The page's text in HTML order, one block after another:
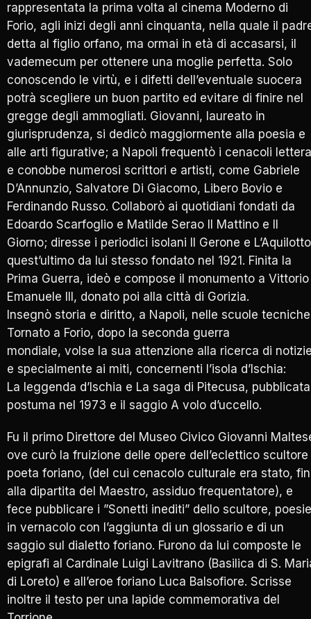
rappresentata la prima volta al cinema Moderno di
Forio, agli inizi degli anni cinquanta, nella quale il
detta al figlio orfano, ma ormai in età di accasarsi, il
vademecum per ottenere una moglie perfetta. Solo
conoscendo le virtù, e i difetti dell’eventuale suocera
potrà scegliere un buon partito ed evitare di finire nel
gregge degli ammogliati. Giovanni, laureato in
giurisprudenza, si dedicò maggiormente alla poesia e
alle arti figurative; a Napoli frequentò i cenacoli
e conobbe numerosi scrittori e artisti, come Gabriele
D’Annunzio, Salvatore Di Giacomo, Libero Bovio e
Ferdinando Russo. Collaborò ai quotidiani fondati da
Edoardo Scarfoglio e Matilde Serao Il Mattino e Il
Giorno; diresse i periodici isolani Il Gerone e
quest’ultimo da lui stesso fondato nel 1921. Finita la
Prima Guerra, ideò e compose il monumento a Vittorio
Emanuele III, donato poi alla città di Gorizia.
Insegnò storia e diritto, a Napoli, nelle scuole
Tornato a Forio, dopo la seconda guerra
mondiale, volse la sua attenzione alla ricerca di
e specialmente ai miti, concernenti l’isola d’Ischia:
La leggenda d’Ischia e La saga di Pitecusa, pubblicata
postuma nel 1973 e il saggio A volo d’uccello.
Fu il primo Direttore del Museo Civico Giovanni
ove curò la fruizione delle opere dell’eclettico scultore
poeta foriano, (del cui cenacolo culturale era stato,
alla dipartita del Maestro, assiduo frequentatore), e
fece pubblicare i ”Sonetti inediti” dello scultore, poesie
in vernacolo con l’aggiunta di un glossario e di un
saggio sul dialetto foriano. Furono da lui composte le
epigrafi al Cardinale Luigi Lavitrano (Basilica di S.
di Loreto) e all’eroe foriano Luca Balsofiore. Scrisse
inoltre il testo per una lapide commemorativa del